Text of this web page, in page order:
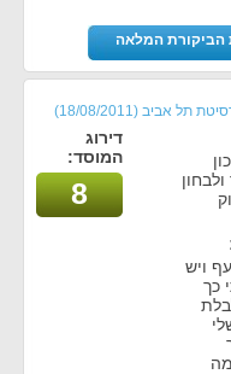
הביקורת המלאה
תל אביב (18/08/2011)
ויש
כך
דירוג
המוסד:
8